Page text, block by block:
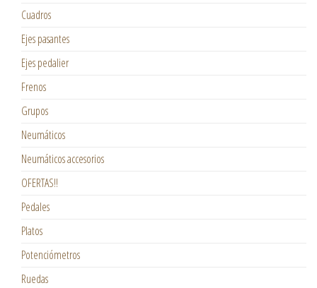
Cuadros
Ejes pasantes
Ejes pedalier
Frenos
Grupos
Neumáticos
Neumáticos accesorios
OFERTAS!!
Pedales
Platos
Potenciómetros
Ruedas